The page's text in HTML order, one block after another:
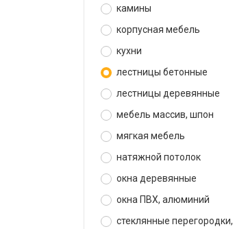
камины
корпусная мебель
кухни
лестницы бетонные
лестницы деревянные
мебель массив, шпон
мягкая мебель
натяжной потолок
окна деревянные
окна ПВХ, алюминий
стеклянные перегородки,